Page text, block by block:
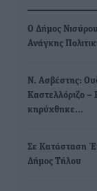
Ο Δήμος
Ανάγκης
Ν. Ασβέστης:
Καστελλόριζο
κηρύχθηκε…
Σε Κατάσταση
Δήμος Τήλου